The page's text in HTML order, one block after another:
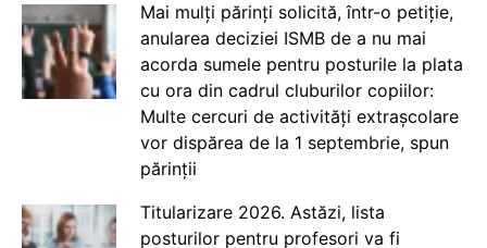
Mai mulți părinți solicită, într-o petiție,
anularea deciziei ISMB de a nu mai
acorda sumele pentru posturile la plata
cu ora din cadrul cluburilor copiilor:
Multe cercuri de activități extrașcolare
vor dispărea de la 1 septembrie, spun
părinții
Titularizare 2026. Astăzi, lista
posturilor pentru profesori va fi